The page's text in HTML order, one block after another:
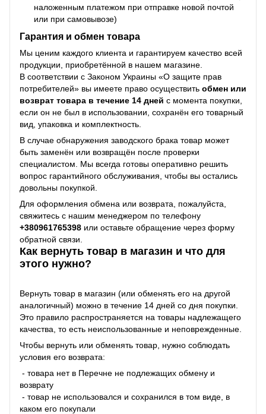
наложенным платежом при отправке новой почтой
или при самовывозе)
Гарантия и обмен товара
Мы ценим каждого клиента и гарантируем качество всей
продукции, приобретённой в нашем магазине.
В соответствии с Законом Украины «О защите прав
потребителей» вы имеете право осуществить обмен или
возврат товара в течение 14 дней с момента покупки,
если он не был в использовании, сохранён его товарный
вид, упаковка и комплектность.
В случае обнаружения заводского брака товар может
быть заменён или возвращён после проверки
специалистом. Мы всегда готовы оперативно решить
вопрос гарантийного обслуживания, чтобы вы остались
довольны покупкой.
Для оформления обмена или возврата, пожалуйста,
свяжитесь с нашим менеджером по телефону
+380961765398 или оставьте обращение через форму
обратной связи.
Как вернуть товар в магазин и что для
этого нужно?
Вернуть товар в магазин (или обменять его на другой
аналогичный) можно в течение 14 дней со дня покупки.
Это правило распространяется на товары надлежащего
качества, то есть неиспользованные и неповрежденные.
Чтобы вернуть или обменять товар, нужно соблюдать
условия его возврата:
- товара нет в Перечне не подлежащих обмену и
возврату
- товар не использовался и сохранился в том виде, в
каком его покупали